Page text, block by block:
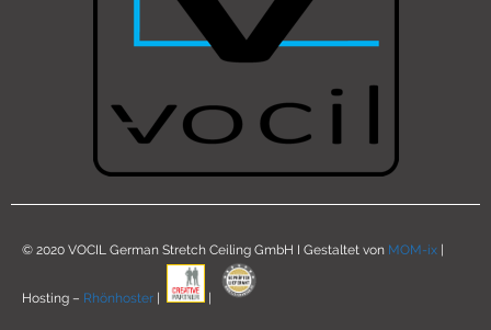
© 2020 VOCIL German Stretch Ceiling GmbH I Gestaltet von MOM-ix |
Hosting – Rhönhoster | |